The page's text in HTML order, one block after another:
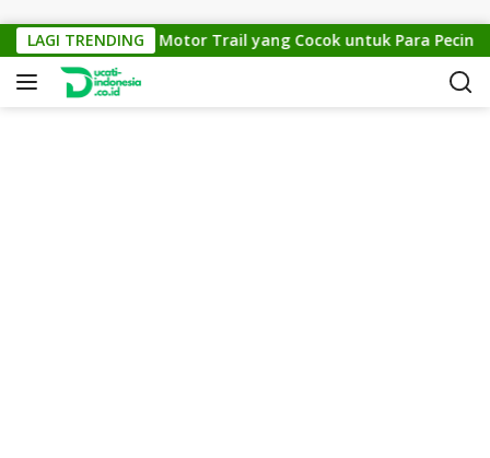
LAGI TRENDING
KTM Cross 150: Motor Trail yang Cocok untuk Para Pecinta